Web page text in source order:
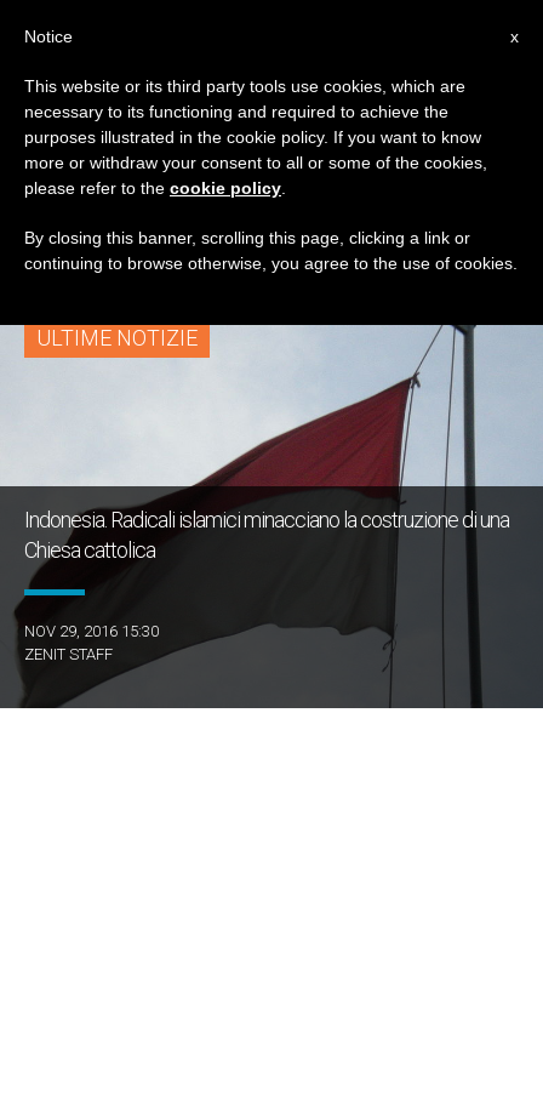
TAG
Posts Tagged
‘indonesia’
ULTIME NOTIZIE
Indonesia. Radicali islamici minacciano la costruzione di una
Chiesa cattolica
NOV 29, 2016 15:30
ZENIT STAFF
x
Notice
This website or its third party tools use cookies, which are
necessary to its functioning and required to achieve the
purposes illustrated in the cookie policy. If you want to know
more or withdraw your consent to all or some of the cookies,
please refer to the cookie policy
By closing this banner, scrolling this page, clicking a link or
continuing to browse otherwise, you agree to the use of cookies.